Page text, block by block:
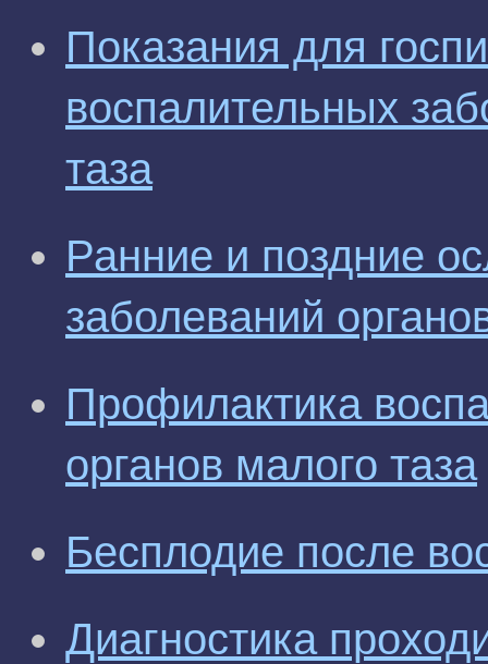
Показания для
воспалительных
таза
Ранние и поздние
заболеваний
Профилактика
органов малого таза
Бесплодие после
Диагностика